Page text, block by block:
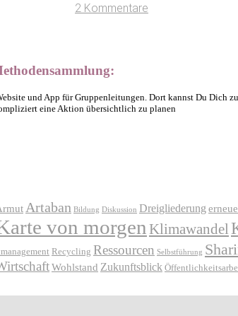
2 Kommentare
und App für Gruppenleitungen. Dort kannst Du Dich
eine Aktion übersichtlich zu planen
Artaban Bildung Diskussion Dreigliederung
von morgen Klimawandel
Recycling Ressourcen Selbstführung
Wohlstand Zukunftsblick